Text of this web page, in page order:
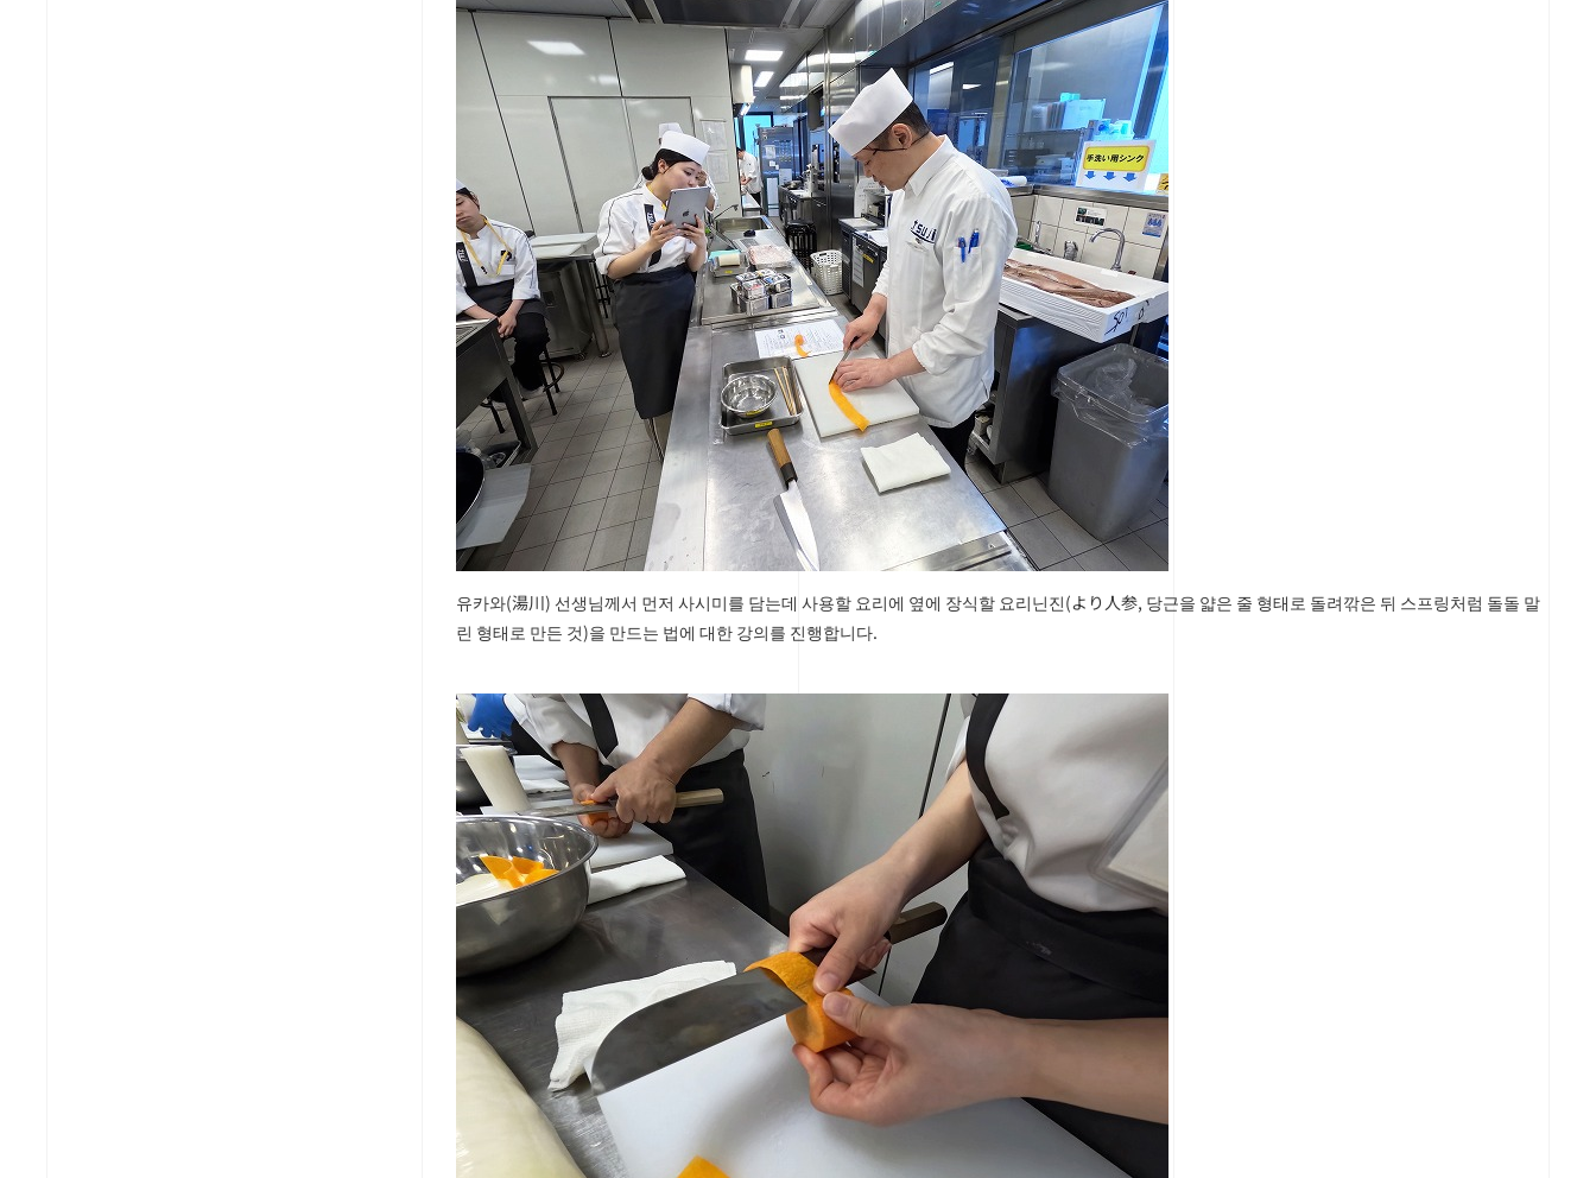
유카와(湯川) 선생님께서 먼저 사시미를 담는데 사용할 요리에 옆에 장식할 요리닌진(より人参, 당근을 얇은 줄 형태로 돌려깎은 뒤 스프링처럼 돌돌 말
린 형태로 만든 것)을 만드는 법에 대한 강의를 진행합니다.